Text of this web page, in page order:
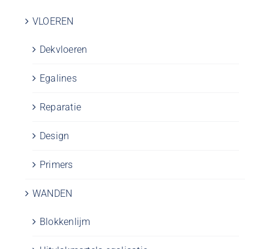
VLOEREN
Dekvloeren
Egalines
Reparatie
Design
Primers
WANDEN
Blokkenlijm